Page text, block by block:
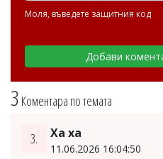
3 Коментара по темата
3. Ха ха
11.06.2026 16:04:50
Моля, въведете защитния код